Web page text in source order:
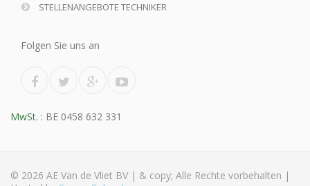
STELLENANGEBOTE TECHNIKER
Folgen Sie uns an
MwSt. : BE 0458 632 331
© 2026 AE Van de Vliet BV | & copy; Alle Rechte vorbehalten |